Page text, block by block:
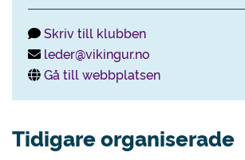
Skriv till klubben
leder@vikingur.no
Gå till webbplatsen
Tidigare organiserade